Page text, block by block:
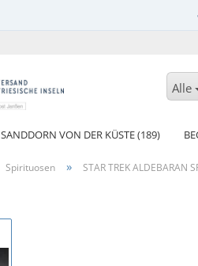
Alle
SANDDORN VON DER KÜSTE (189)
Spirituosen » STAR TREK ALDEBARAN